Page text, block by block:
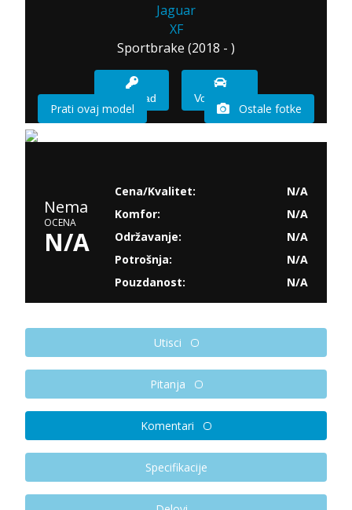
Jaguar
XF
Sportbrake (2018 - )
Imam sad Vozio sam
Prati ovaj model Ostale fotke
Nema
OCENA
N/A
Cena/Kvalitet:
N/A
Komfor:
N/A
Održavanje:
N/A
Potrošnja:
N/A
Pouzdanost:
N/A
Utisci
Pitanja
Komentari
Specifikacije